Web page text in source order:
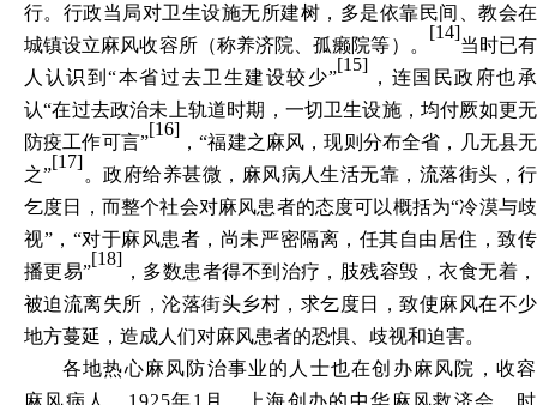
行。行政当局对卫生设施无所建树，多是依靠民间、教会在
城镇设立麻风收容所（称养济院、孤癞院等）。
[14]
当时已有
人认识到“本省过去卫生建设较少”
[15]
，连国民政府也承
认“在过去政治未上轨道时期，一切卫生设施，均付厥如更无
防疫工作可言”
[16]
，“福建之麻风，现则分布全省，几无县无
之”
[17]
。政府给养甚微，麻风病人生活无靠，流落街头，行
乞度日，而整个社会对麻风患者的态度可以概括为“冷漠与歧
视”，“对于麻风患者，尚未严密隔离，任其自由居住，致传
播更易”
[18]
，多数患者得不到治疗，肢残容毁，衣食无着，
被迫流离失所，沦落街头乡村，求乞度日，致使麻风在不少
地方蔓延，造成人们对麻风患者的恐惧、歧视和迫害。
各地热心麻风防治事业的人士也在创办麻风院，收容
麻风病人。 1925年1月，上海创办的中华麻风救济会，时